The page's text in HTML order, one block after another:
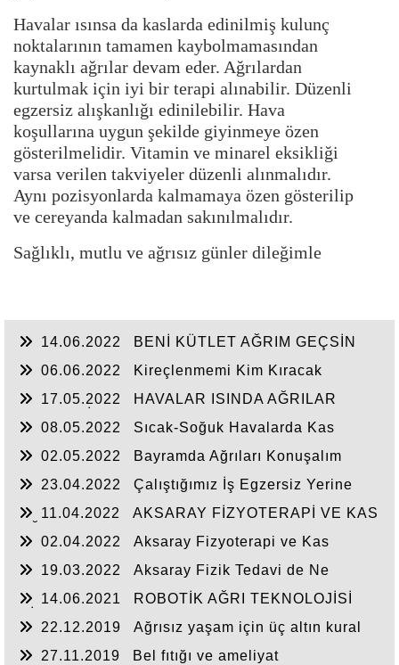
Havalar ısınsa da kaslarda edinilmiş kulunç
noktalarının tamamen kaybolmamasından
kaynaklı ağrılar devam eder. Ağrılardan
kurtulmak için iyi bir terapi alınabilir. Düzenli
egzersiz alışkanlığı edinilebilir. Hava
koşullarına uygun şekilde giyinmeye özen
gösterilmelidir. Vitamin ve minarel eksikliği
varsa verilen takviyeler düzenli alınmalıdır.
Aynı pozisyonlarda kalmamaya özen gösterilip
ve cereyanda kalmadan sakınılmalıdır.
Sağlıklı, mutlu ve ağrısız günler dileğimle
14.06.2022
BENİ KÜTLET AĞRIM GEÇSİN
06.06.2022
Kireçlenmemi Kim Kıracak
17.05.2022
HAVALAR ISINDA AĞRILAR
08.05.2022
Sıcak-Soğuk Havalarda Kas
02.05.2022
Bayramda Ağrıları Konuşalım
23.04.2022
Çalıştığımız İş Egzersiz Yerine
11.04.2022
AKSARAY FİZYOTERAPİ VE KAS
02.04.2022
Aksaray Fizyoterapi ve Kas
19.03.2022
Aksaray Fizik Tedavi de Ne
14.06.2021
ROBOTİK AĞRI TEKNOLOJİSİ
22.12.2019
Ağrısız yaşam için üç altın kural
27.11.2019
Bel fıtığı ve ameliyat